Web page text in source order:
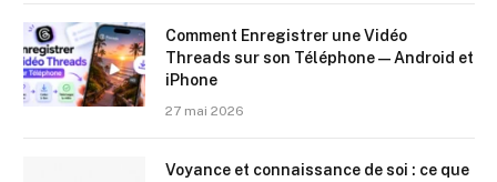
Comment Enregistrer une Vidéo
Threads sur son Téléphone — Android et
iPhone
27 mai 2026
Voyance et connaissance de soi : ce que